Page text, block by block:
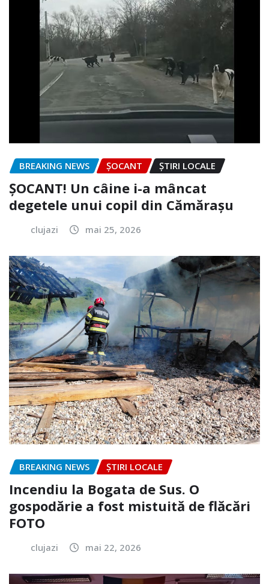
BREAKING NEWS ȘOCANT ȘTIRI LOCALE
ȘOCANT! Un câine i-a mâncat
degetele unui copil din Cămărașu
clujazi mai 25, 2026
BREAKING NEWS ȘTIRI LOCALE
Incendiu la Bogata de Sus. O
gospodărie a fost mistuită de flăcări
FOTO
clujazi mai 22, 2026